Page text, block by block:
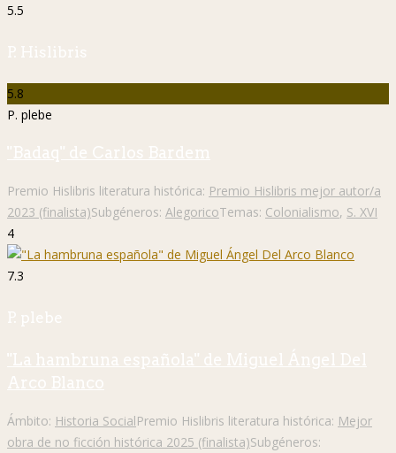
5.5
P. Hislibris
5.8
P. plebe
"Badaq" de Carlos Bardem
Premio Hislibris literatura histórica: Premio Hislibris mejor autor/a
2023 (finalista)Subgéneros: AlegoricoTemas: Colonialismo, S. XVI
4
7.3
P. plebe
"La hambruna española" de Miguel Ángel Del
Arco Blanco
Ámbito: Historia SocialPremio Hislibris literatura histórica: Mejor
obra de no ficción histórica 2025 (finalista)Subgéneros: